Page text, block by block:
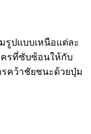
รูปแบบเหนือแต่ละ
ครที่ซับซ้อนให้กับ
คว้าชัยชนะด้วยปุ่ม